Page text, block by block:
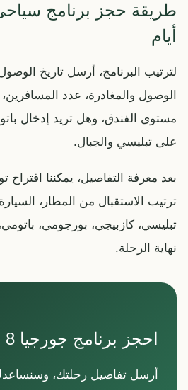
أيام
لترتيب البرنامج، أرسل تاريخ
الوصول والمغادرة، عدد
مستوى الفندق، وهل تريد إدخال
على تبليسي والجبال.
بعد معرفة التفاصيل، يمكننا اقتراح
ترتيب الاستقبال من المطار،
تبليسي، كازبيجي، بورجومي،
نهاية الرحلة.
احجز برنامج جورجيا 8 أيام الآن
أرسل تفاصيل رحلتك،